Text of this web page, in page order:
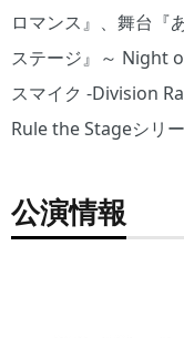
ロマンス』、舞台『
ステージ』～ Night
スマイク -Division
Rule the Stageシリー
公演情報